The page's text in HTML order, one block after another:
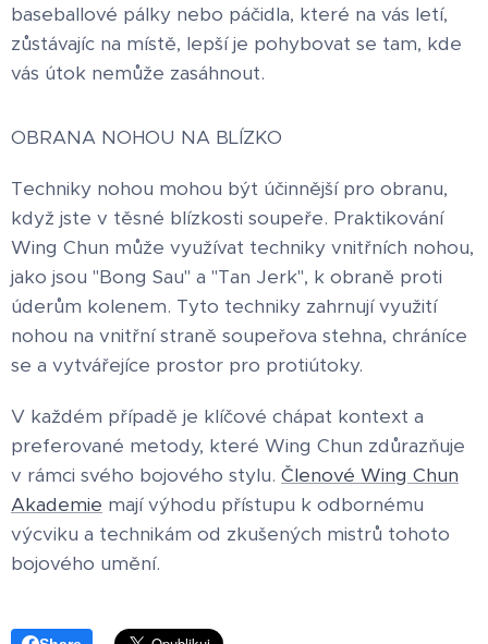
baseballové pálky nebo páčidla, které na vás letí,
zůstávajíc na místě, lepší je pohybovat se tam, kde
vás útok nemůže zasáhnout.
OBRANA NOHOU NA BLÍZKO
Techniky nohou mohou být účinnější pro obranu,
když jste v těsné blízkosti soupeře. Praktikování
Wing Chun může využívat techniky vnitřních nohou,
jako jsou "Bong Sau" a "Tan Jerk", k obraně proti
úderům kolenem. Tyto techniky zahrnují využití
nohou na vnitřní straně soupeřova stehna, chráníce
se a vytvářejíce prostor pro protiútoky.
V každém případě je klíčové chápat kontext a
preferované metody, které Wing Chun zdůrazňuje
v rámci svého bojového stylu. Členové Wing Chun
Akademie mají výhodu přístupu k odbornému
výcviku a technikám od zkušených mistrů tohoto
bojového umění.